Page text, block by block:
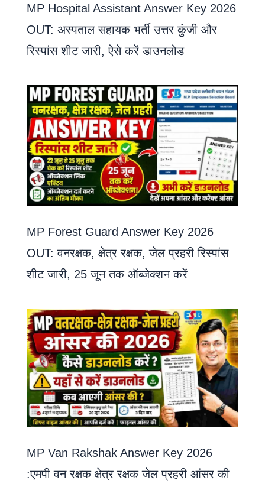
MP Hospital Assistant Answer Key 2026
OUT: अस्पताल सहायक भर्ती उत्तर कुंजी और
रिस्पांस शीट जारी, ऐसे करें डाउनलोड
MP Forest Guard Answer Key 2026
OUT: वनरक्षक, क्षेत्र रक्षक, जेल प्रहरी रिस्पांस
शीट जारी, 25 जून तक ऑब्जेक्शन करें
MP Van Rakshak Answer Key 2026
:एमपी वन रक्षक क्षेत्र रक्षक जेल प्रहरी आंसर की